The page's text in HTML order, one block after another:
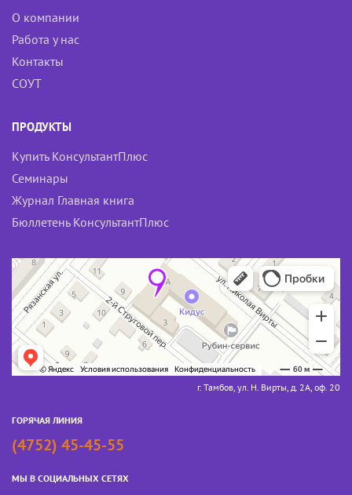
О компании
Работа у нас
Контакты
СОУТ
ПРОДУКТЫ
Купить КонсультантПлюс
Семинары
Журнал Главная книга
Бюллетень КонсультантПлюс
г. Тамбов, ул. Н. Вирты, д. 2А, оф. 20
ГОРЯЧАЯ ЛИНИЯ
(4752) 45-45-55
МЫ В СОЦИАЛЬНЫХ СЕТЯХ